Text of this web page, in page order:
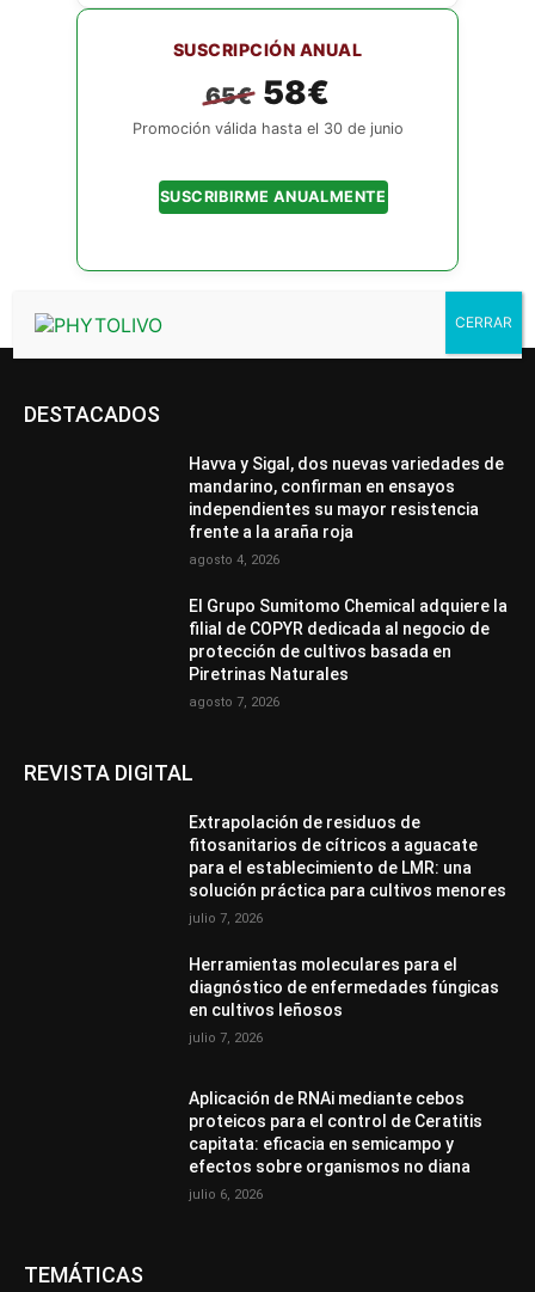
SUSCRIPCIÓN ANUAL
65€ 58€
Promoción válida hasta el 30 de junio
SUSCRIBIRME ANUALMENTE
¿Ya tienes cuenta?
DESTACADOS
Havva y Sigal, dos nuevas variedades de
mandarino, confirman en ensayos
independientes su mayor resistencia
frente a la araña roja
agosto 4, 2026
El Grupo Sumitomo Chemical adquiere la
filial de COPYR dedicada al negocio de
protección de cultivos basada en
Piretrinas Naturales
agosto 7, 2026
REVISTA DIGITAL
Extrapolación de residuos de
fitosanitarios de cítricos a aguacate
para el establecimiento de LMR: una
solución práctica para cultivos menores
julio 7, 2026
Herramientas moleculares para el
diagnóstico de enfermedades fúngicas
en cultivos leñosos
julio 7, 2026
Aplicación de RNAi mediante cebos
proteicos para el control de Ceratitis
capitata: eficacia en semicampo y
efectos sobre organismos no diana
julio 6, 2026
TEMÁTICAS